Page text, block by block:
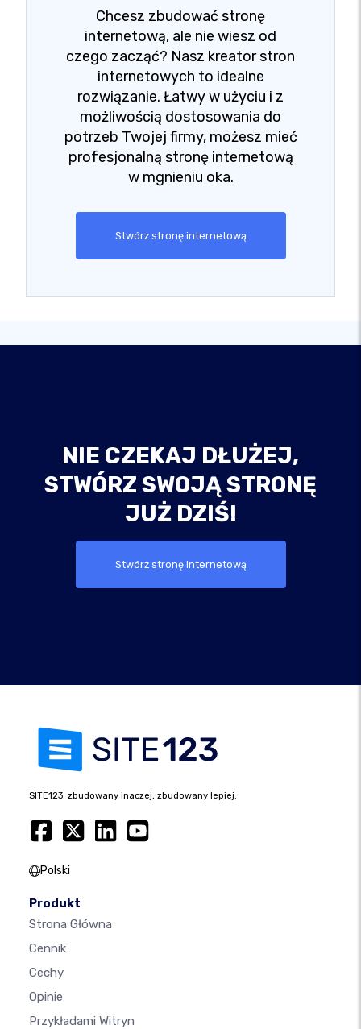
Chcesz zbudować stronę
internetową, ale nie wiesz od
czego zacząć? Nasz kreator stron
internetowych to idealne
rozwiązanie. Łatwy w użyciu i z
możliwością dostosowania do
potrzeb Twojej firmy, możesz mieć
profesjonalną stronę internetową
w mgnieniu oka.
Stwórz stronę internetową
NIE CZEKAJ DŁUŻEJ,
STWÓRZ SWOJĄ STRONĘ
JUŻ DZIŚ!
Stwórz stronę internetową
SITE123: zbudowany inaczej, zbudowany lepiej.
Polski
Produkt
Strona Główna
Cennik
Cechy
Opinie
Przykładami Witryn